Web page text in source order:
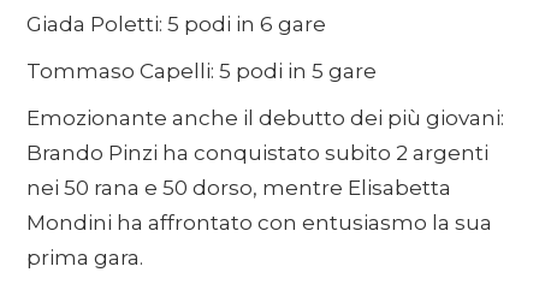
Giada Poletti: 5 podi in 6 gare
Tommaso Capelli: 5 podi in 5 gare
Emozionante anche il debutto dei più giovani:
Brando Pinzi ha conquistato subito 2 argenti
nei 50 rana e 50 dorso, mentre Elisabetta
Mondini ha affrontato con entusiasmo la sua
prima gara.